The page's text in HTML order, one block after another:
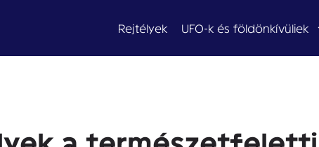
Rejtélyek UFO-k és földönkívüliek